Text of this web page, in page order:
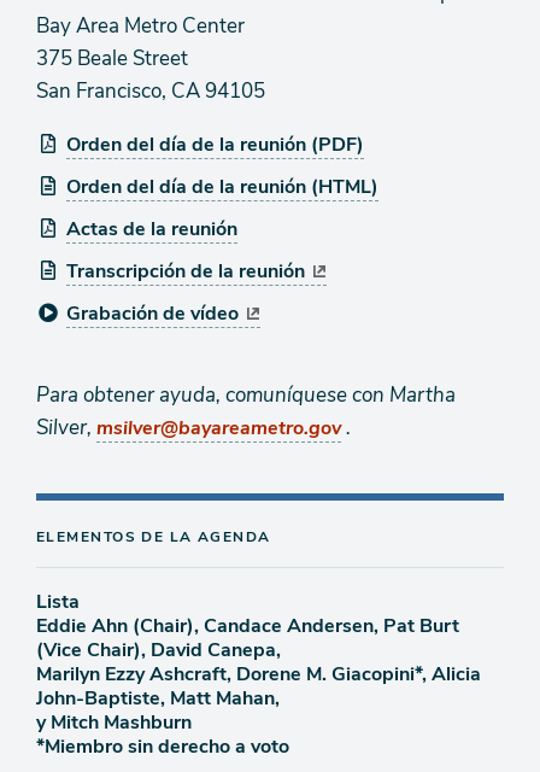
Bay Area Metro Center
375 Beale Street
San Francisco, CA 94105
Orden del día de la reunión (PDF)
Orden del día de la reunión (HTML)
Actas de la reunión
Transcripción de la reunión
Grabación de vídeo
Para obtener ayuda, comuníquese con Martha
Silver, msilver@bayareametro.gov.
ELEMENTOS DE LA AGENDA
Lista
Eddie Ahn (Chair), Candace Andersen, Pat Burt
(Vice Chair), David Canepa,
Marilyn Ezzy Ashcraft, Dorene M. Giacopini*, Alicia
John-Baptiste, Matt Mahan,
y Mitch Mashburn
*Miembro sin derecho a voto